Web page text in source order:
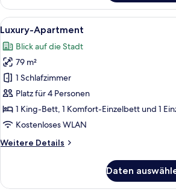
Zimmer
(2)
Alle
Fotos
für
Luxury-
Apartment
anzeigen
Ein
33
Luxury-Apartment
Blick auf die Stadt
79 m²
1 Schlafzimmer
Platz für 4 Personen
1 King-Bett, 1 Komfort-Einzelbett und 1
Kostenloses WLAN
Weitere Details
Weitere
Apartment
Daten